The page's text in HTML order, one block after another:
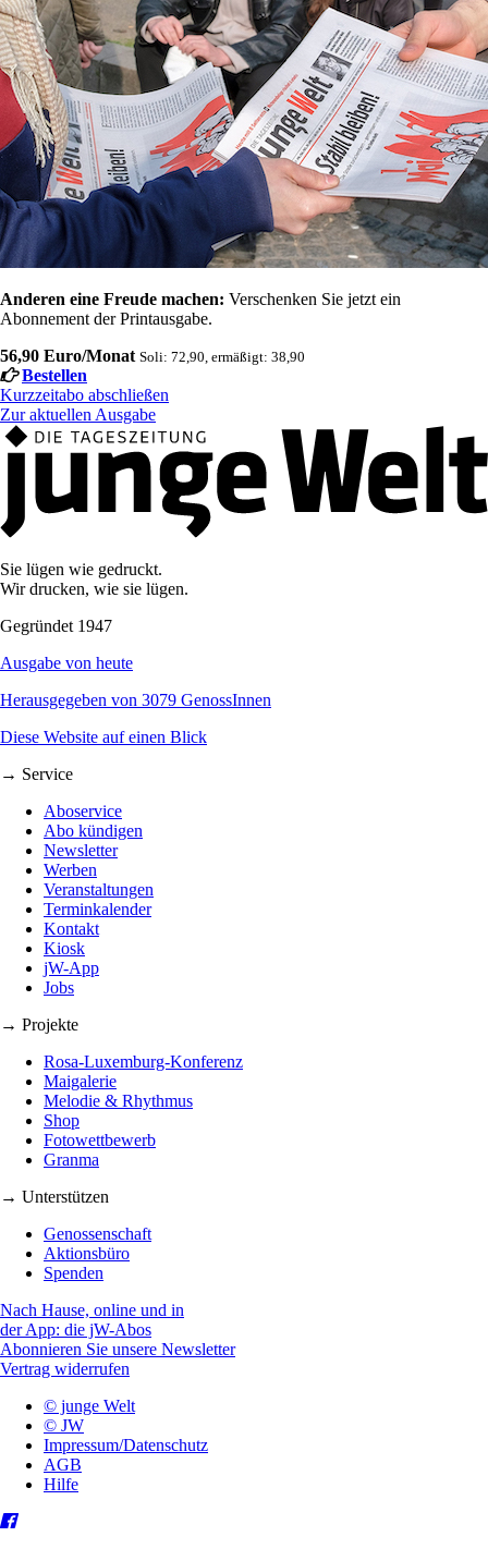
Anderen eine Freude machen: Verschenken Sie jetzt ein
Abonnement der Printausgabe.
56,90 Euro/Monat Soli: 72,90, ermäßigt: 38,90
Bestellen
Kurzzeitabo abschließen
Zur aktuellen Ausgabe
Sie lügen wie gedruckt.
Wir drucken, wie sie lügen.
Gegründet 1947
Ausgabe von heute
Herausgegeben von 3079 GenossInnen
Diese Website auf einen Blick
→ Service
Aboservice
Abo kündigen
Newsletter
Werben
Veranstaltungen
Terminkalender
Kontakt
Kiosk
jW-App
Jobs
→ Projekte
Rosa-Luxemburg-Konferenz
Maigalerie
Melodie & Rhythmus
Shop
Fotowettbewerb
Granma
→ Unterstützen
Genossenschaft
Aktionsbüro
Spenden
Nach Hause, online und in
der App: die jW-Abos
Abonnieren Sie unsere Newsletter
Vertrag widerrufen
© junge Welt
© JW
Impressum/Datenschutz
AGB
Hilfe